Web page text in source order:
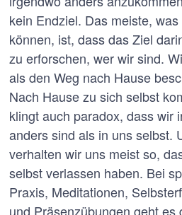
kein Endziel. Das meiste,
können, ist, dass das Ziel
zu erforschen, wer wir sind.
als den Weg nach Hause
Nach Hause zu sich selbst
klingt auch paradox, dass wir
anders sind als in uns selbst.
verhalten wir uns meist so,
selbst verlassen haben. Bei
Praxis, Meditationen,
und Präsenzübungen geht es